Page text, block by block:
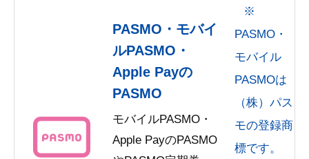
PASMO・モバイ
ルPASMO・
Apple Payの
PASMO
モバイルPASMO・
Apple PayのPASMO
PASMO・
モバイル
PASMOは
（株）パス
モの登録商
標です。